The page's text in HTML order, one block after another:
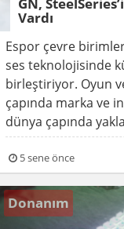
Vardı
Espor çevre
ses teknolojisinde
birleştiriyor. Oyun
çapında marka ve
dünya çapında
5 sene önce
Donanım